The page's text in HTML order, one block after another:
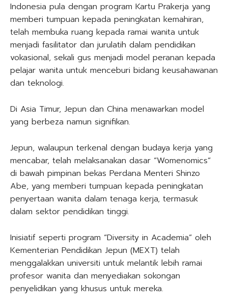
Indonesia pula dengan program Kartu Prakerja yang
memberi tumpuan kepada peningkatan kemahiran,
telah membuka ruang kepada ramai wanita untuk
menjadi fasilitator dan jurulatih dalam pendidikan
vokasional, sekali gus menjadi model peranan kepada
pelajar wanita untuk menceburi bidang keusahawanan
dan teknologi.
Di Asia Timur, Jepun dan China menawarkan model
yang berbeza namun signifikan.
Jepun, walaupun terkenal dengan budaya kerja yang
mencabar, telah melaksanakan dasar “Womenomics”
di bawah pimpinan bekas Perdana Menteri Shinzo
Abe, yang memberi tumpuan kepada peningkatan
penyertaan wanita dalam tenaga kerja, termasuk
dalam sektor pendidikan tinggi.
Inisiatif seperti program “Diversity in Academia” oleh
Kementerian Pendidikan Jepun (MEXT) telah
menggalakkan universiti untuk melantik lebih ramai
profesor wanita dan menyediakan sokongan
penyelidikan yang khusus untuk mereka.